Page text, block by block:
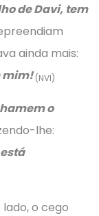
de Davi, tem
ainda mais:
mim!(NVI)
o
lhe:
o cego